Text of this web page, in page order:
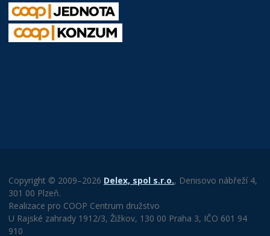
Copyright © 2009–2026 Delex, spol s.r.o., Denisovo nábřeží 4,
301 00 Plzeň.
Realizace pro COOP Centrum družstvo
U Rajské zahrady 1912/3, Žižkov, 130 00 Praha 3, IČO 601 94
910